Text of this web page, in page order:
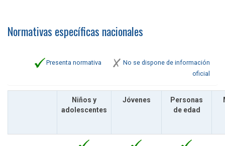
Normativas específicas nacionales
Presenta normativa
No se dispone de información
oficial
Niños y
adolescentes
Jóvenes
Personas
de edad